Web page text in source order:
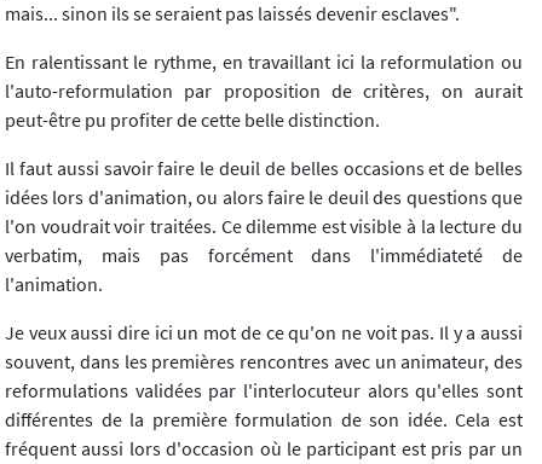
mais... sinon ils se seraient pas laissés devenir esclaves".
En ralentissant le rythme, en travaillant ici la reformulation ou
l'auto-reformulation par proposition de critères, on aurait
peut-être pu profiter de cette belle distinction.
Il faut aussi savoir faire le deuil de belles occasions et de belles
idées lors d'animation, ou alors faire le deuil des questions que
l'on voudrait voir traitées. Ce dilemme est visible à la lecture du
verbatim, mais pas forcément dans l'immédiateté de
l'animation.
Je veux aussi dire ici un mot de ce qu'on ne voit pas. Il y a aussi
souvent, dans les premières rencontres avec un animateur, des
reformulations validées par l'interlocuteur alors qu'elles sont
différentes de la première formulation de son idée. Cela est
fréquent aussi lors d'occasion où le participant est pris par un